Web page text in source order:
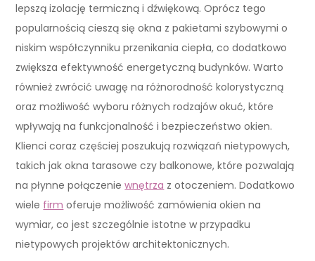
lepszą izolację termiczną i dźwiękową. Oprócz tego
popularnością cieszą się okna z pakietami szybowymi o
niskim współczynniku przenikania ciepła, co dodatkowo
zwiększa efektywność energetyczną budynków. Warto
również zwrócić uwagę na różnorodność kolorystyczną
oraz możliwość wyboru różnych rodzajów okuć, które
wpływają na funkcjonalność i bezpieczeństwo okien.
Klienci coraz częściej poszukują rozwiązań nietypowych,
takich jak okna tarasowe czy balkonowe, które pozwalają
na płynne połączeniewnętrza z otoczeniem. Dodatkowo
wiele firm oferuje możliwość zamówienia okien na
wymiar, co jest szczególnie istotne w przypadku
nietypowych projektów architektonicznych.